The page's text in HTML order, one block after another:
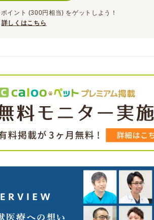
ポイント (300円相当) をゲットしよう！
詳しくはこちら